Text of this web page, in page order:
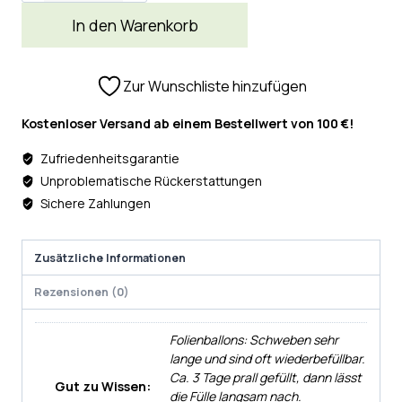
In den Warenkorb
Zur Wunschliste hinzufügen
Kostenloser Versand ab einem Bestellwert von 100 €!
Zufriedenheitsgarantie
Unproblematische Rückerstattungen
Sichere Zahlungen
Zusätzliche Informationen
Rezensionen (0)
Gut zu Wissen:
Folienballons: Schweben sehr
lange und sind oft wiederbefüllbar.
Ca. 3 Tage prall gefüllt, dann lässt
die Fülle langsam nach.